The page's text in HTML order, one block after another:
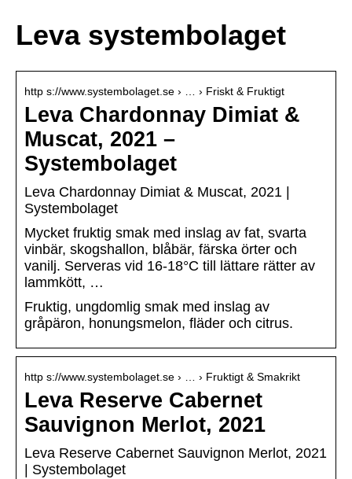
Leva systembolaget
http s://www.systembolaget.se › … › Friskt & Fruktigt
Leva Chardonnay Dimiat &
Muscat, 2021 –
Systembolaget
Leva Chardonnay Dimiat & Muscat, 2021 |
Systembolaget
Mycket fruktig smak med inslag av fat, svarta
vinbär, skogshallon, blåbär, färska örter och
vanilj. Serveras vid 16-18°C till lättare rätter av
lammkött, …
Fruktig, ungdomlig smak med inslag av
gråpäron, honungsmelon, fläder och citrus.
http s://www.systembolaget.se › … › Fruktigt & Smakrikt
Leva Reserve Cabernet
Sauvignon Merlot, 2021
Leva Reserve Cabernet Sauvignon Merlot, 2021
| Systembolaget